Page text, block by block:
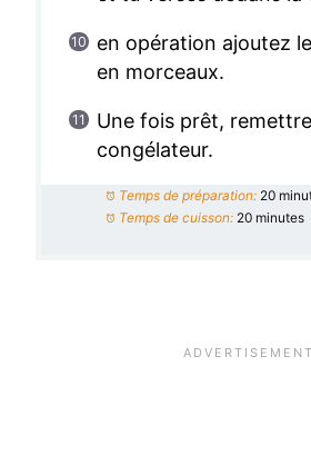
en opération ajoutez
en morceaux.
Une fois prêt,
congélateur.
Temps de préparation: 20
Temps de cuisson: 20 minutes